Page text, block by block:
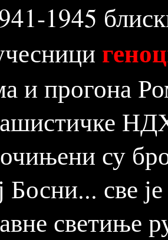
1945
и прогона
су
Босни... све
светиње